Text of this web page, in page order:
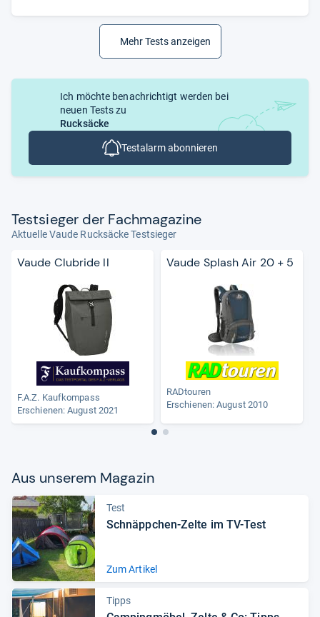
Mehr Tests anzeigen
Ich möchte benachrichtigt werden bei
neuen Tests zu
Rucksäcke
Testalarm abonnieren
Test­sie­ger der Fach­ma­ga­zine
Aktuelle Vaude Rucksäcke Testsieger
Vaude Clubride II
F.A.Z. Kaufkompass
Erschienen: August 2021
Vaude Splash Air 20 + 5
RADtouren
Erschienen: August 2010
Aus unse­rem Maga­zin
Test
Schnäpp­chen-​Zelte im TV-​Test
Zum Artikel
Tipps